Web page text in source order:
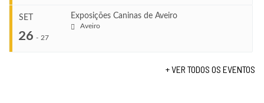
Set 12, 2026
VENUE
Set 19, 2026
SET
26 - 27
Exposições Caninas de Aveiro
Aveiro
+ VER TODOS OS EVENTOS